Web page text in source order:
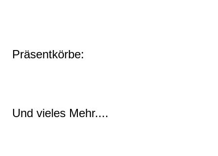
Präsentkörbe:
Und vieles Mehr....